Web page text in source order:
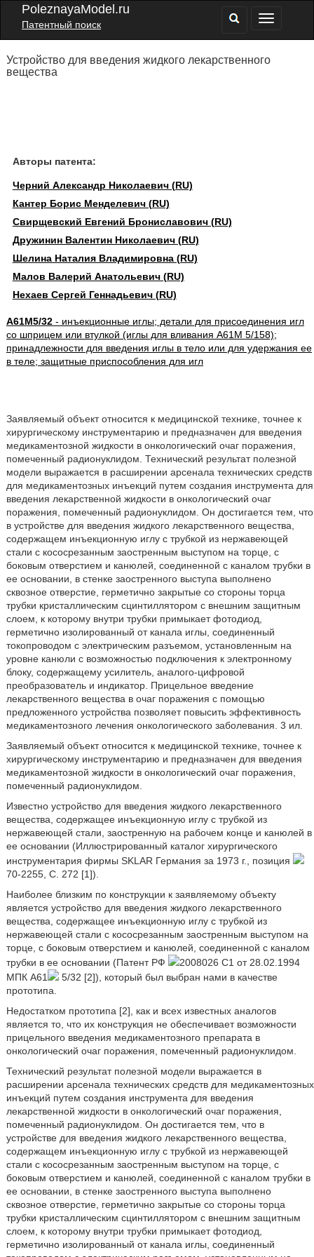
PoleznayaModel.ru
Патентный поиск
Устройство для введения жидкого лекарственного
вещества
Авторы патента:
Черний Александр Николаевич (RU)
Кантер Борис Менделевич (RU)
Свирщевский Евгений Брониславович (RU)
Дружинин Валентин Николаевич (RU)
Шелина Наталия Владимировна (RU)
Малов Валерий Анатольевич (RU)
Нехаев Сергей Геннадьевич (RU)
A61M5/32- инъекционные иглы; детали для присоединения игл
со шприцем или втулкой (иглы для вливания A61M 5/158);
принадлежности для введения иглы в тело или для удержания ее
в теле; защитные приспособления для игл
Заявляемый объект относится к медицинской технике, точнее к
хирургическому инструментарию и предназначен для введения
медикаментозной жидкости в онкологический очаг поражения,
помеченный радионуклидом. Технический результат полезной
модели выражается в расширении арсенала технических средств
для медикаментозных инъекций путем создания инструмента для
введения лекарственной жидкости в онкологический очаг
поражения, помеченный радионуклидом. Он достигается тем, что
в устройстве для введения жидкого лекарственного вещества,
содержащем инъекционную иглу с трубкой из нержавеющей
стали с кососрезанным заостренным выступом на торце, с
боковым отверстием и канюлей, соединенной с каналом трубки в
ее основании, в стенке заостренного выступа выполнено
сквозное отверстие, герметично закрытые со стороны торца
трубки кристаллическим сцинтиллятором с внешним защитным
слоем, к которому внутри трубки примыкает фотодиод,
герметично изолированный от канала иглы, соединенный
токопроводом с электрическим разъемом, установленным на
уровне канюли с возможностью подключения к электронному
блоку, содержащему усилитель, аналого-цифровой
преобразователь и индикатор. Прицельное введение
лекарственного вещества в очаг поражения с помощью
предложенного устройства позволяет повысить эффективность
медикаментозного лечения онкологического заболевания. 3 ил.
Заявляемый объект относится к медицинской технике, точнее к
хирургическому инструментарию и предназначен для введения
медикаментозной жидкости в онкологический очаг поражения,
помеченный радионуклидом.
Известно устройство для введения жидкого лекарственного
вещества, содержащее инъекционную иглу с трубкой из
нержавеющей стали, заостренную на рабочем конце и канюлей в
ее основании (Иллюстрированный каталог хирургического
инструментария фирмы SKLAR Германия за 1973 г., позиция
70-2255, С. 272 [1]).
Наиболее близким по конструкции к заявляемому объекту
является устройство для введения жидкого лекарственного
вещества, содержащее инъекционную иглу с трубкой из
нержавеющей стали с кососрезанным заостренным выступом на
торце, с боковым отверстием и канюлей, соединенной с каналом
трубки в ее основании (Патент РФ
2008026 С1 от 28.02.1994
МПК А61
5/32 [2]), который был выбран нами в качестве
прототипа.
Недостатком прототипа [2], как и всех известных аналогов
является то, что их конструкция не обеспечивает возможности
прицельного введения медикаментозного препарата в
онкологический очаг поражения, помеченный радионуклидом.
Технический результат полезной модели выражается в
расширении арсенала технических средств для медикаментозных
инъекций путем создания инструмента для введения
лекарственной жидкости в онкологический очаг поражения,
помеченный радионуклидом. Он достигается тем, что в
устройстве для введения жидкого лекарственного вещества,
содержащем инъекционную иглу с трубкой из нержавеющей
стали с кососрезанным заостренным выступом на торце, с
боковым отверстием и канюлей, соединенной с каналом трубки в
ее основании, в стенке заостренного выступа выполнено
сквозное отверстие, герметично закрытые со стороны торца
трубки кристаллическим сцинтиллятором с внешним защитным
слоем, к которому внутри трубки примыкает фотодиод,
герметично изолированный от канала иглы, соединенный